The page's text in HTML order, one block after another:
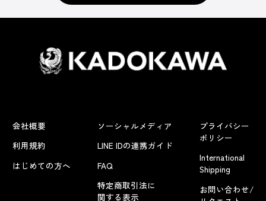
会社概要
利用規約
はじめての方へ
ソーシャルメディア
LINE IDの連携ガイド
FAQ
特定商取引法に
関する表示
プライバシー
ポリシー
International
Shipping
お問い合わせ/